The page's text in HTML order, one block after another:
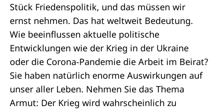
Stück Friedenspolitik, und das müssen wir
ernst nehmen. Das hat weltweit Bedeutung.
Wie beeinflussen aktuelle politische
Entwicklungen wie der Krieg in der Ukraine
oder die Corona-Pandemie die Arbeit im Beirat?
Sie haben natürlich enorme Auswirkungen auf
unser aller Leben. Nehmen Sie das Thema
Armut: Der Krieg wird wahrscheinlich zu